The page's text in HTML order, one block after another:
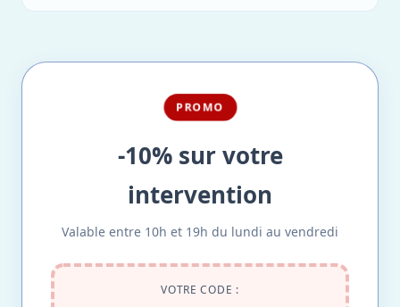
PROMO
-10% sur votre
intervention
Valable entre 10h et 19h du lundi au vendredi
VOTRE CODE :